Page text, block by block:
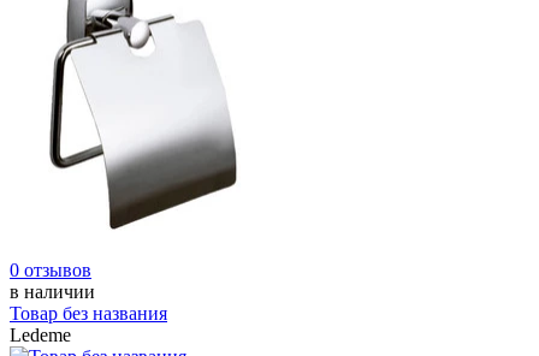
0 отзывов
в наличии
Товар без названия
Ledeme